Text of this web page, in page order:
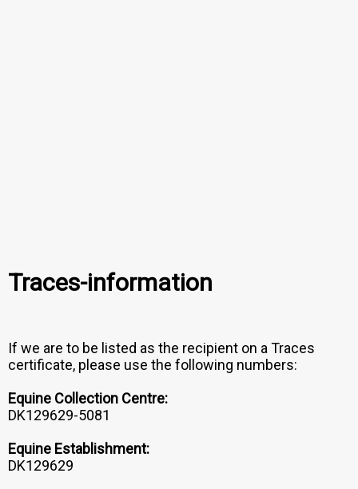
Traces-information
If we are to be listed as the recipient on a Traces
certificate, please use the following numbers:
Equine Collection Centre:
DK129629-5081
Equine Establishment:
DK129629